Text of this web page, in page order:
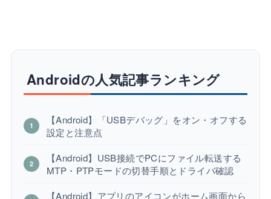
Androidの人気記事ランキング
【Android】「USBデバッグ」をオン・オフする
設定と注意点
【Android】USB接続でPCにファイル転送する
MTP・PTPモードの切替手順とドライバ確認
【Android】アプリのアイコンがホーム画面から